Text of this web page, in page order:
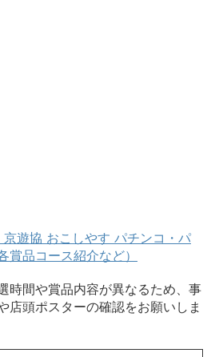
遊協 おこしやす パチンコ・パ
品コース紹介など）
時間や賞品内容が異なるため、事
店頭ポスターの確認をお願いしま